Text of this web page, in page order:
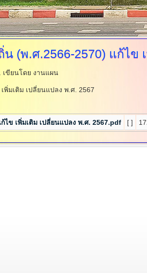
น (พ.ศ.2566-2570) แก้ไข
เขียนโดย งานแผน
มเติม เปลี่ยนแปลง พ.ศ. 2567
ข เพิ่มเติม เปลี่ยนแปลง พ.ศ. 2567.pdf [ ]